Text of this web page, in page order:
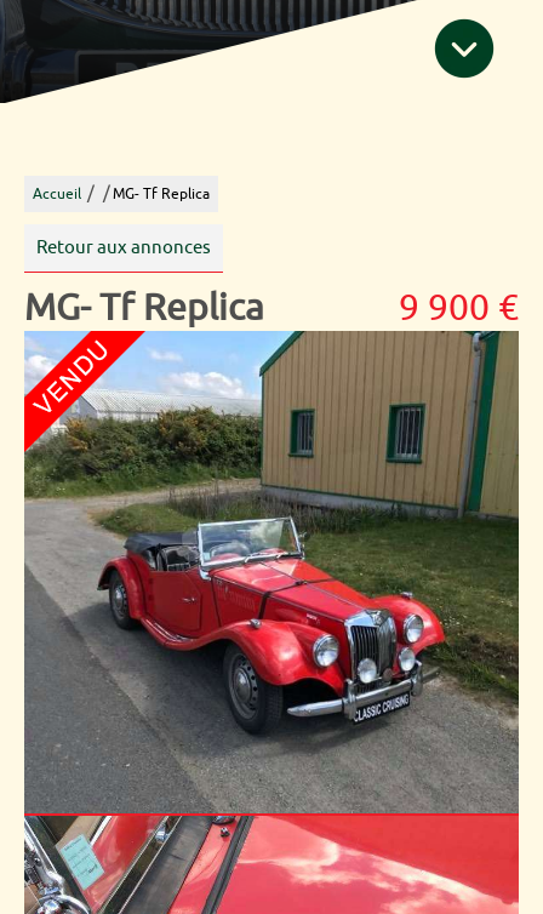
Accueil / /MG- Tf Replica
Retour aux annonces
MG- Tf Replica 9 900 €